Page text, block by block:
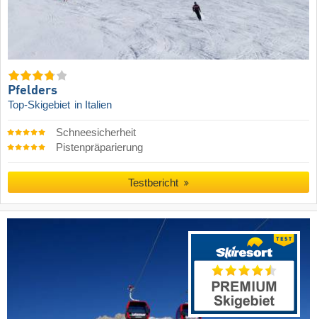
Pfelders
Top-Skigebiet in Italien
Schneesicherheit
Pistenpräparierung
Testbericht